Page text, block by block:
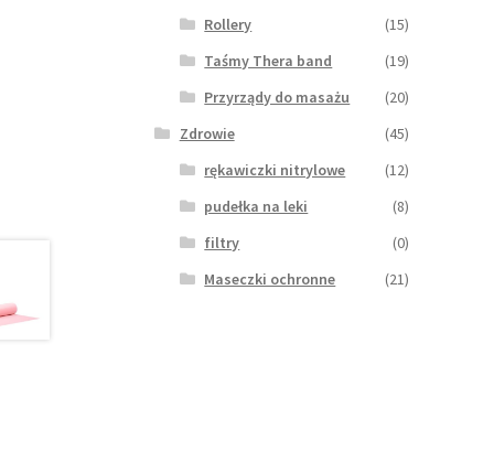
Rollery
(15)
Taśmy Thera band
(19)
Przyrządy do masażu
(20)
Zdrowie
(45)
rękawiczki nitrylowe
(12)
pudełka na leki
(8)
filtry
(0)
Maseczki ochronne
(21)